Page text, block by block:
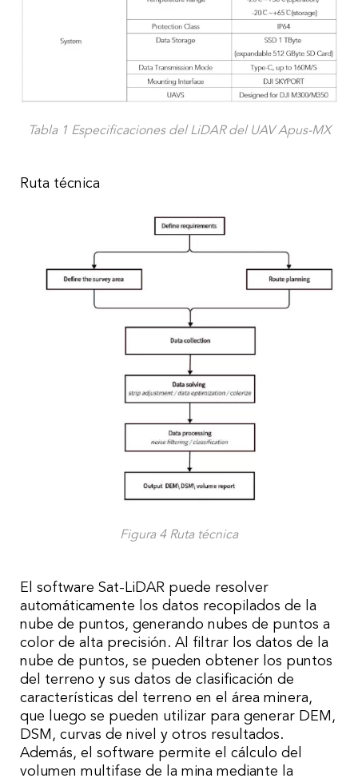
Tabla 1 Especificaciones del LiDAR del UAV Apus-MX
Ruta técnica
Figura 4 Ruta técnica
El software Sat-LiDAR puede resolver
automáticamente los datos recopilados de la
nube de puntos, generando nubes de puntos a
color de alta precisión. Al filtrar los datos de la
nube de puntos, se pueden obtener los puntos
del terreno y sus datos de clasificación de
características del terreno en el área minera,
que luego se pueden utilizar para generar DEM,
DSM, curvas de nivel y otros resultados.
Además, el software permite el cálculo del
volumen multifase de la mina mediante la